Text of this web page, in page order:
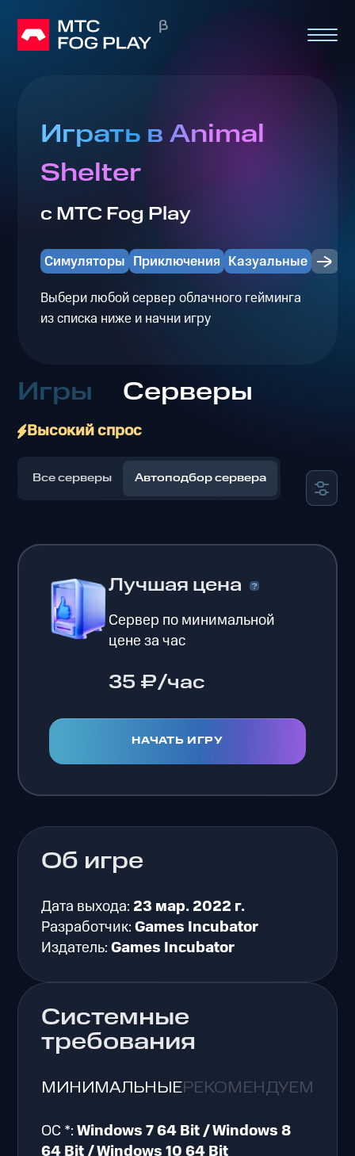
Играть в Animal
Shelter
с МТС Fog Play
Симуляторы Приключения Казуальные
Выбери любой сервер облачного гейминга
из списка ниже и начни игру
Игры Серверы
Высокий спрос
Все серверы Автоподбор сервера
Лучшая цена
Сервер по минимальной
цене за час
35 ₽/час
НАЧАТЬ ИГРУ
Об игре
Дата выхода: 23 мар. 2022 г.
Разработчик:Games Incubator
Издатель:Games Incubator
Системные
требования
МИНИМАЛЬНЫЕРЕКОМЕНДУЕМЫЕ
ОС *:Windows 7 64 Bit / Windows 8
64 Bit / Windows 10 64 Bit